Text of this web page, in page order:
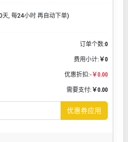
天, 每24小时 再自动下单)
订单个数:0
费用小计: ￥0
优惠折扣:-￥0.00
需要支付: ￥0.00
优惠券应用